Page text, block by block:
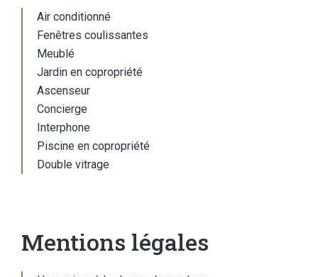
Air conditionné
Fenêtres coulissantes
Meublé
Jardin en copropriété
Ascenseur
Concierge
Interphone
Piscine en copropriété
Double vitrage
Mentions légales